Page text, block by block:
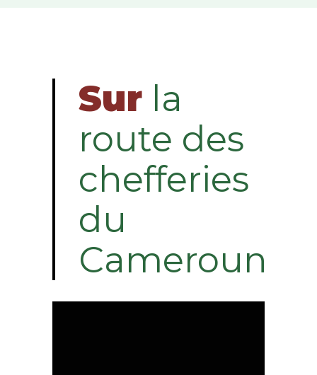
Sur la
route des
chefferies
du
Cameroun